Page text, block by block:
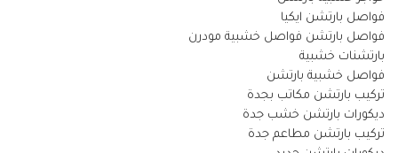
فواصل بارتشن ايكيا
فواصل بارتشن فواصل خشبية مودرن
بارتشنات خشبية
فواصل خشبية بارتشن
تركيب بارتشن مكاتب بجدة
ديكورات بارتشن خشب جدة
تركيب بارتشن مطاعم جدة